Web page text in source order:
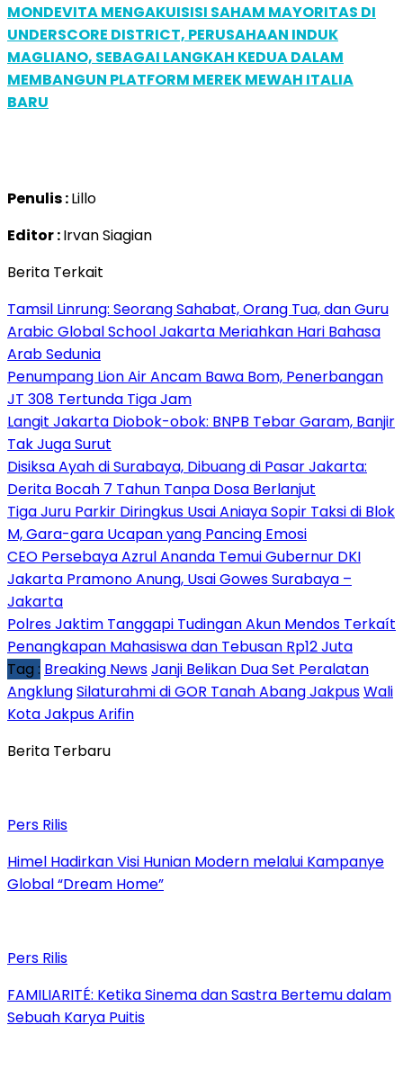
MONDEVITA MENGAKUISISI SAHAM MAYORITAS DI
UNDERSCORE DISTRICT, PERUSAHAAN INDUK
MAGLIANO, SEBAGAI LANGKAH KEDUA DALAM
MEMBANGUN PLATFORM MEREK MEWAH ITALIA
BARU
Penulis :Lillo
Editor :Irvan Siagian
Berita Terkait
Tamsil Linrung: Seorang Sahabat, Orang Tua, dan Guru
Arabic Global School Jakarta Meriahkan Hari Bahasa
Arab Sedunia
Penumpang Lion Air Ancam Bawa Bom, Penerbangan
JT 308 Tertunda Tiga Jam
Langit Jakarta Diobok-obok: BNPB Tebar Garam, Banjir
Tak Juga Surut
Disiksa Ayah di Surabaya, Dibuang di Pasar Jakarta:
Derita Bocah 7 Tahun Tanpa Dosa Berlanjut
Tiga Juru Parkir Diringkus Usai Aniaya Sopir Taksi di Blok
M, Gara-gara Ucapan yang Pancing Emosi
CEO Persebaya Azrul Ananda Temui Gubernur DKI
Jakarta Pramono Anung, Usai Gowes Surabaya –
Jakarta
Polres Jaktim Tanggapi Tudingan Akun Mendos Terkaít
Penangkapan Mahasiswa dan Tebusan Rp12 Juta
Tag : Breaking NewsJanji Belikan Dua Set Peralatan
AngklungSilaturahmi di GOR Tanah Abang JakpusWali
Kota Jakpus Arifin
Berita Terbaru
Pers Rilis
Himel Hadirkan Visi Hunian Modern melalui Kampanye
Global “Dream Home”
Pers Rilis
FAMILIARITÉ: Ketika Sinema dan Sastra Bertemu dalam
Sebuah Karya Puitis